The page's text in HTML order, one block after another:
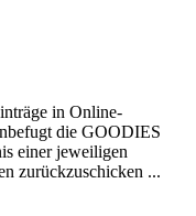
in Online-
die GOODIES
einer jeweiligen
zurückzuschicken ...